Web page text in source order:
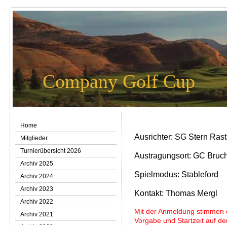
Company Golf Cup
Home
Mitglieder
Turnierübersicht 2026
Archiv 2025
Archiv 2024
Archiv 2023
Archiv 2022
Archiv 2021
Ausrichter: SG Stern
Austragungsort: GC
Spielmodus: Stableford
Kontakt: Thomas Mergl
Mit der Anmeldung
Vorgabe und Startzeit auf